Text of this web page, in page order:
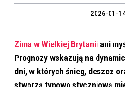
2026-01-
Zima w Wielkiej Brytanii ani my
Prognozy wskazują na
dni, w których śnieg, deszcz